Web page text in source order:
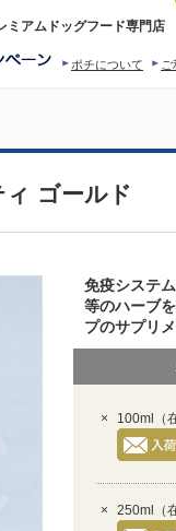
ミアムドッグフード専門店
ポチについて
ゴールド
免疫システ
等のハーブ
プのサプリメ
× 100ml （
× 250ml （